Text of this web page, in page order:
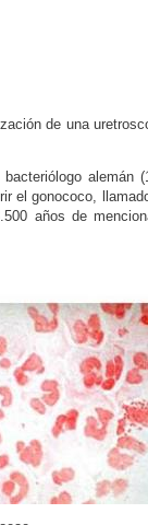
de una
alemán
el gonococo,
años de